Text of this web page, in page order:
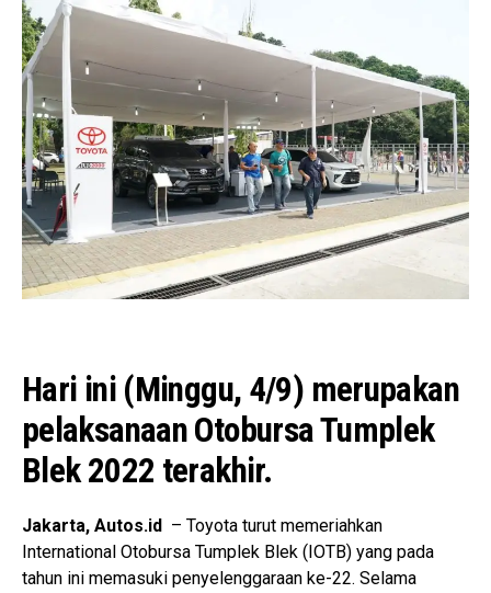
Hari ini (Minggu, 4/9) merupakan
pelaksanaan Otobursa Tumplek
Blek 2022 terakhir.
Jakarta, Autos.id – Toyota turut memeriahkan
International Otobursa Tumplek Blek (IOTB) yang pada
tahun ini memasuki penyelenggaraan ke-22. Selama